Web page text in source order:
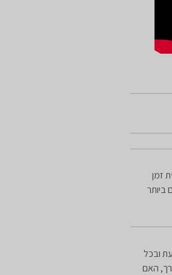
זמן
ביותר
ובכל
האם